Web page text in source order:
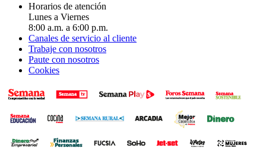
Horarios de atención
Lunes a Viernes
8:00 a.m. a 6:00 p.m.
Canales de servicio al cliente
Trabaje con nosotros
Paute con nosotros
Cookies